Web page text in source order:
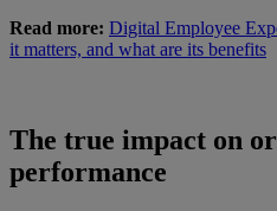
Read more: Digital Employee
it matters, and what are its benefits
The true impact on
performance